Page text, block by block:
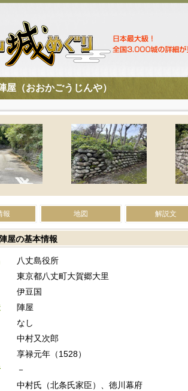
屋（おおかごうじんや）
報 地図 解説文
屋の基本情報
八丈島役所
東京都八丈町大賀郷大里
伊豆国
陣屋
なし
中村又次郎
享禄元年（1528）
－
中村氏（北条氏家臣）、徳川幕府